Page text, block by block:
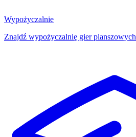
Wypożyczalnie
Znajdź wypożyczalnię gier planszowych